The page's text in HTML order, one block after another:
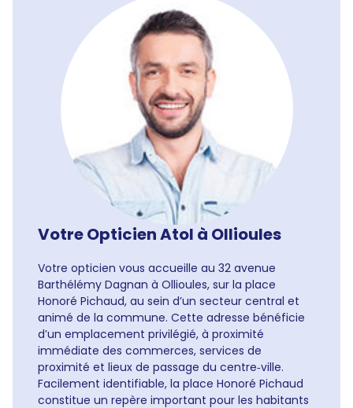
Votre Opticien Atol à Ollioules
Votre opticien vous accueille au 32 avenue
Barthélémy Dagnan à Ollioules, sur la place
Honoré Pichaud, au sein d’un secteur central et
animé de la commune. Cette adresse bénéficie
d’un emplacement privilégié, à proximité
immédiate des commerces, services de
proximité et lieux de passage du centre‑ville.
Facilement identifiable, la place Honoré Pichaud
constitue un repère important pour les habitants